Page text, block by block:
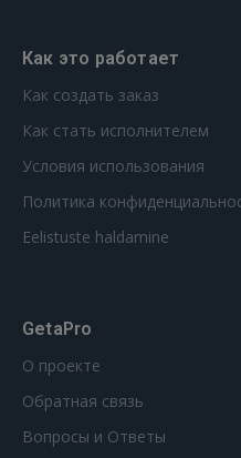
Как это работает
Как создать заказ
Как стать исполнителем
Условия использования
Политика
Eelistuste haldamine
GetaPro
О проекте
Обратная связь
Вопросы и Ответы